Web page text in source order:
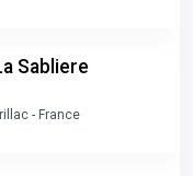
Sabliere
- France